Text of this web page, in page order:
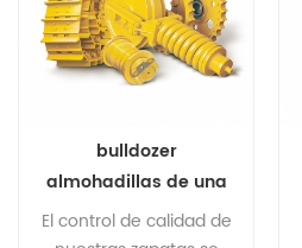
bulldozer
almohadillas de una
sola garra zapata de
El control de calidad de